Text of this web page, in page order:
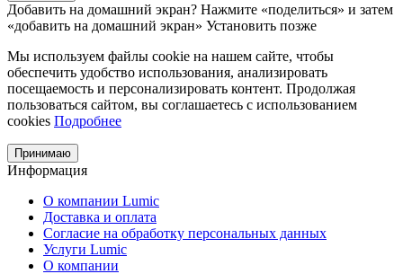
Добавить на домашний экран? Нажмите «поделиться» и затем
«добавить на домашний экран» Установить позже
Мы используем файлы cookie на нашем сайте, чтобы
обеспечить удобство использования, анализировать
посещаемость и персонализировать контент. Продолжая
пользоваться сайтом, вы соглашаетесь с использованием
cookies Подробнее
Принимаю
Информация
О компании Lumic
Доставка и оплата
Согласие на обработку персональных данных
Услуги Lumic
О компании